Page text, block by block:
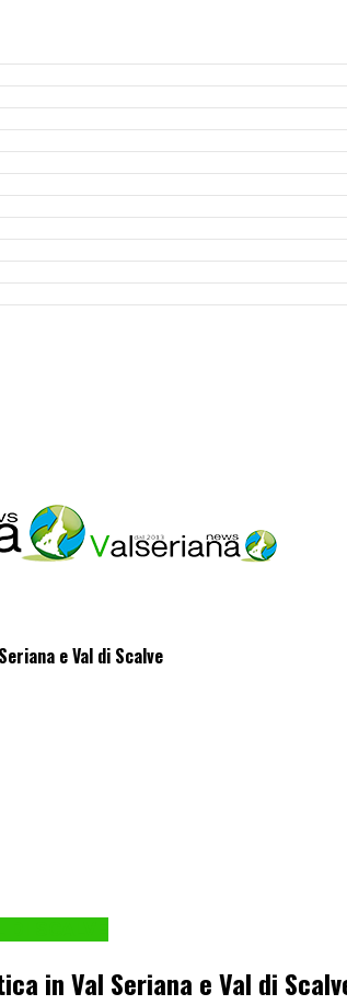
e Val di Scalve
in Val Seriana e Val di